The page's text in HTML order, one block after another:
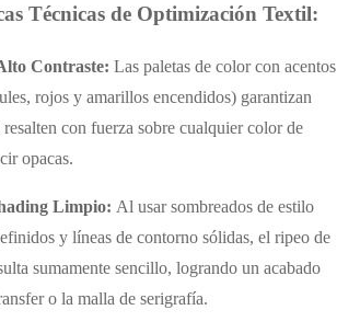
Técnicas de Optimización Textil:
Contraste: Las paletas de color con acentos
rojos y amarillos encendidos) garantizan
resalten con fuerza sobre cualquier color de
opacas.
Limpio: Al usar sombreados de estilo
y líneas de contorno sólidas, el ripeo de
sumamente sencillo, logrando un acabado
o la malla de serigrafía.